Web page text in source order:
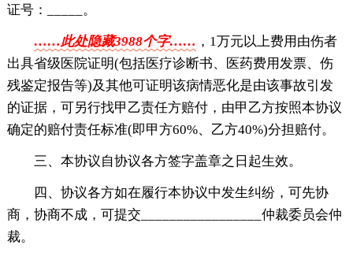
证号：_____。
……此处隐藏3988个字…… ，1万元以上费用由伤者
出具省级医院证明(包括医疗诊断书、医药费用发票、伤
残鉴定报告等)及其他可证明该病情恶化是由该事故引发
的证据，可另行找甲乙责任方赔付，由甲乙方按照本协议
确定的赔付责任标准(即甲方60%、乙方40%)分担赔付。
三、本协议自协议各方签字盖章之日起生效。
四、协议各方如在履行本协议中发生纠纷，可先协
商，协商不成，可提交_________________仲裁委员会仲
裁。